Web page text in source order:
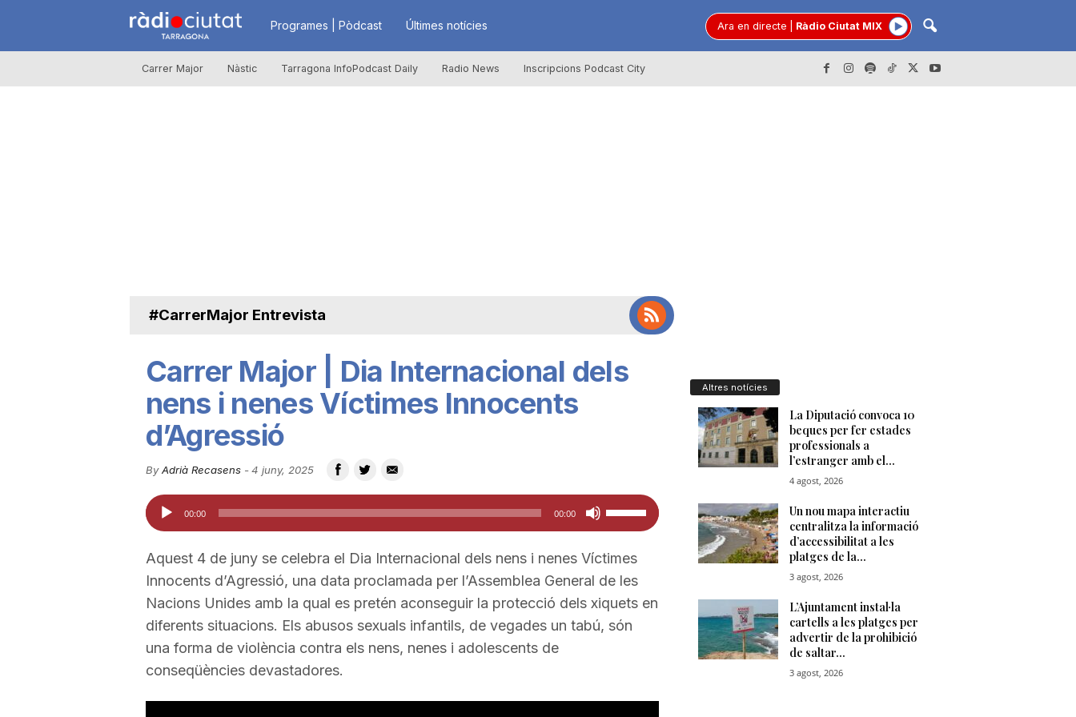
R
à
u
t
d
Programes | Pòdcast Últimes notícies Ara en directe Ràdio Ciutat MIX
Carrer Major Nàstic Tarragona InfoPodcast Daily Radio News Inscripcions Podcast City
#CarrerMajor Entrevista
Carrer Major | Dia Internacional dels
nens i nenes Víctimes Innocents
d’Agressió
By Adrià Recasens- 4 juny, 2025
Reproductor
d'àudio
00:00 00:00
Feu
servir
les
tecles
de
fletxa
Aquest 4 de juny se celebra el Dia Internacional dels nens i nenes Víctimes
Innocents d’Agressió, una data proclamada per l’Assemblea General de les
Nacions Unides amb la qual es pretén aconseguir la protecció dels xiquets en
diferents situacions. Els abusos sexuals infantils, de vegades un tabú, són
una forma de violència contra els nens, nenes i adolescents de
conseqüències devastadores.
Altres notícies